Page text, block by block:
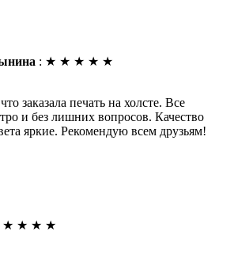
: ★ ★ ★ ★ ★
заказала печать на холсте. Все
и без лишних вопросов. Качество
яркие. Рекомендую всем друзьям!
★ ★ ★ ★